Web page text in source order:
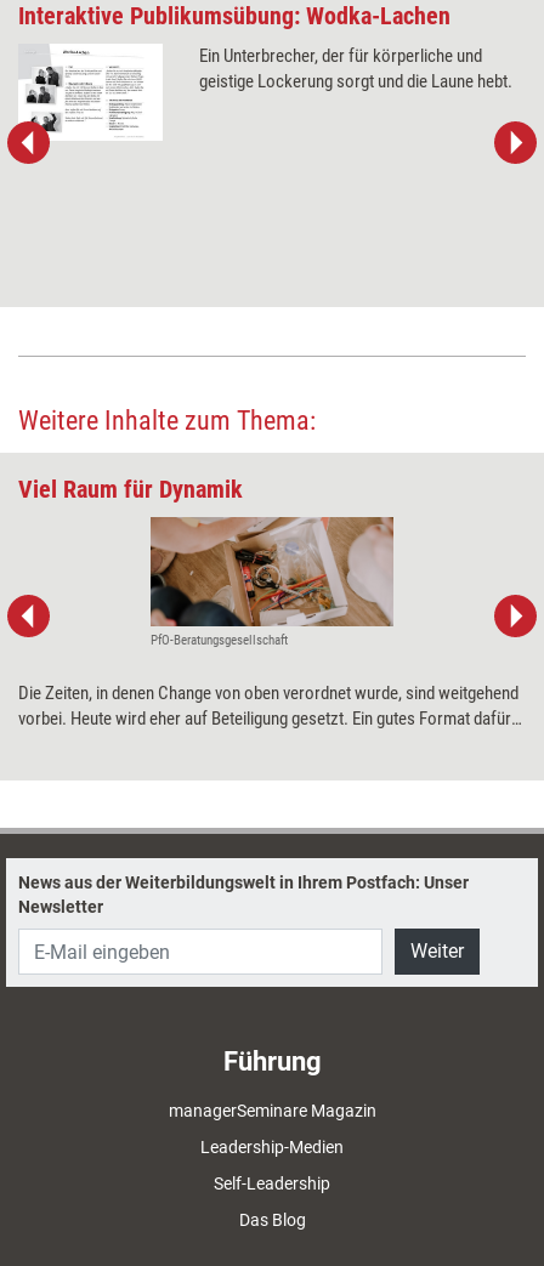
Interaktive Publikumsübung: Wodka-Lachen
Ein Unterbrecher, der für körperliche und
geistige Lockerung sorgt und die Laune hebt.
Weitere Inhalte zum Thema:
Viel Raum für Dynamik
PfO-Beratungsgesellschaft
Die Zeiten, in denen Change von oben verordnet wurde, sind weitgehend
vorbei. Heute wird eher auf Beteiligung gesetzt. Ein gutes Format dafür
News aus der Weiterbildungswelt in Ihrem Postfach: Unser
Newsletter
Weiter
Führung
managerSeminare Magazin
Leadership-Medien
Self-Leadership
Das Blog